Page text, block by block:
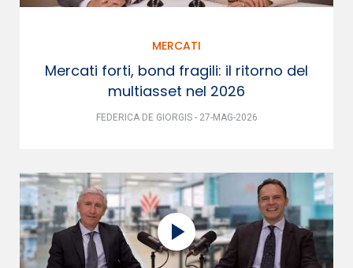
MERCATI
Mercati forti, bond fragili: il ritorno del
multiasset nel 2026
FEDERICA DE GIORGIS - 27-MAG-2026